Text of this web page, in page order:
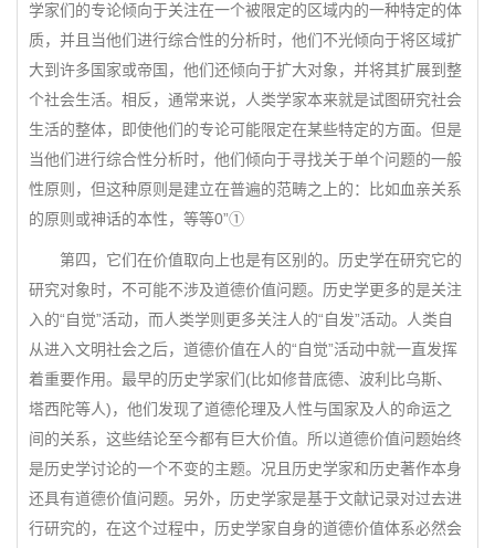
学家们的专论倾向于关注在一个被限定的区域内的一种特定的体
质，并且当他们进行综合性的分析时，他们不光倾向于将区域扩
大到许多国家或帝国，他们还倾向于扩大对象，并将其扩展到整
个社会生活。相反，通常来说，人类学家本来就是试图研究社会
生活的整体，即使他们的专论可能限定在某些特定的方面。但是
当他们进行综合性分析时，他们倾向于寻找关于单个问题的一般
性原则，但这种原则是建立在普遍的范畴之上的：比如血亲关系
的原则或神话的本性，等等0”①
第四，它们在价值取向上也是有区别的。历史学在研究它的
研究对象时，不可能不涉及道德价值问题。历史学更多的是关注
入的“自觉”活动，而人类学则更多关注人的“自发”活动。人类自
从进入文明社会之后，道德价值在人的“自觉”活动中就一直发挥
着重要作用。最早的历史学家们(比如修昔底德、波利比乌斯、
塔西陀等人)，他们发现了道德伦理及人性与国家及人的命运之
间的关系，这些结论至今都有巨大价值。所以道德价值问题始终
是历史学讨论的一个不变的主题。况且历史学家和历史著作本身
还具有道德价值问题。另外，历史学家是基于文献记录对过去进
行研究的，在这个过程中，历史学家自身的道德价值体系必然会